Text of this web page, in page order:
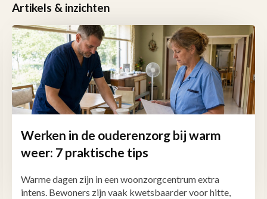
Artikels & inzichten
Werken in de ouderenzorg bij warm
weer: 7 praktische tips
Warme dagen zijn in een woonzorgcentrum extra
intens. Bewoners zijn vaak kwetsbaarder voor hitte,